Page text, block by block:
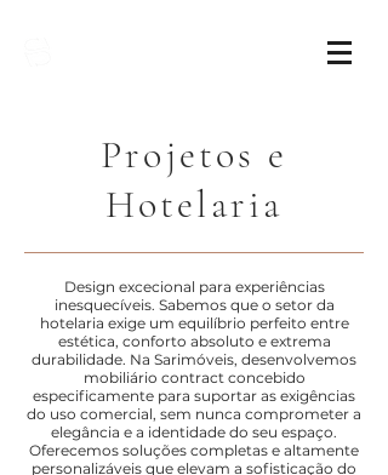
Projetos e
Hotelaria
Design excecional para experiências
inesquecíveis. Sabemos que o setor da
hotelaria exige um equilíbrio perfeito entre
estética, conforto absoluto e extrema
durabilidade. Na Sarimóveis, desenvolvemos
mobiliário contract concebido
especificamente para suportar as exigências
do uso comercial, sem nunca comprometer a
elegância e a identidade do seu espaço.
Oferecemos soluções completas e altamente
personalizáveis que elevam a sofisticação do